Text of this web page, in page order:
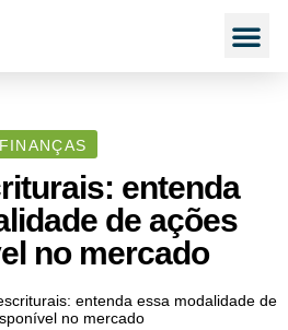
FINANÇAS
entenda
de ações
no mercado
entenda essa modalidade de
no mercado